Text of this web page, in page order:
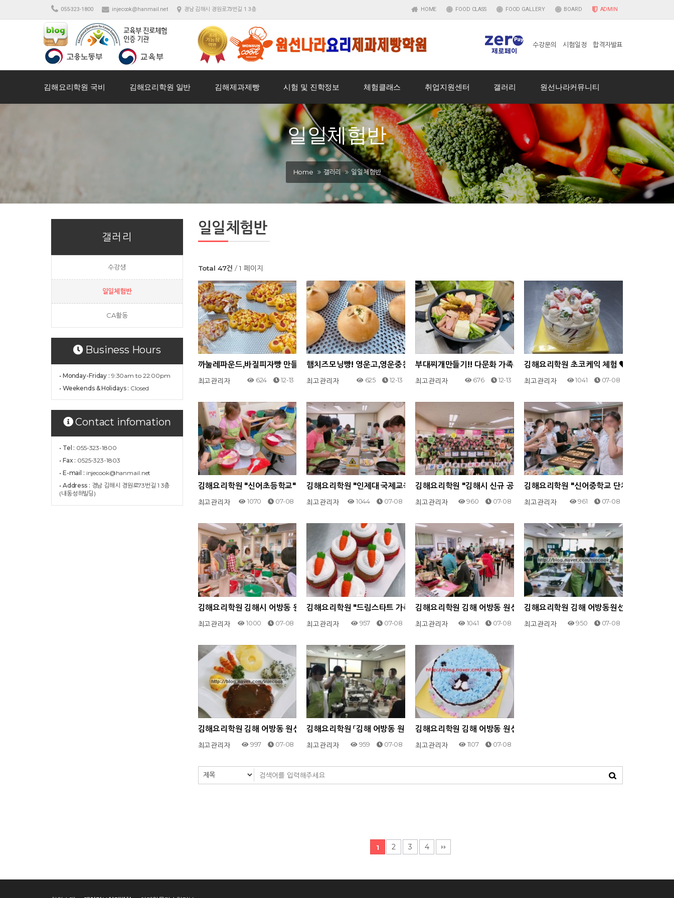
055-323-1800 injecook@hanmail.net 경남 김해시 경원로73번길 1 3층 HOME FOOD CLASS FOOD GALLERY BOARD ADMIN
수강문의 시험일정 합격자발표
김해요리학원 국비 김해요리학원 일반 김해제과제빵 시험 및 진학정보 체험클래스 취업지원센터 갤러리 원선나라커뮤니티
일일체험반
Home 갤러리 일일체험반
갤러리
수강생
일일체험반
CA활동
Business Hours
• Monday-Friday : 9:30am to 22:00pm
• Weekends & Holidays : Closed
Contact infomation
• Tel : 055-323-1800
• Fax : 0525-323-1803
• E-mail : injecook@hanmail.net
• Address : 경남 김해시 경원로73번길 1 3층
(내동성하빌딩)
일일체험반
Total 47건 1 페이지
까눌레파운드,바질피자빵 만들기! 영운고 친구들과 함께해요!
최고관리자 624 12-13
햄치즈모닝빵! 영운고,영운중친구들과 함께
최고관리자 625 12-13
부대찌개만들기!! 다문화 가족지원센터와 함께하는 요리-!
최고관리자 676 12-13
김해요리학원 초코케익 체험
최고관리자 1041 07-08
김해요리학원 "신어초등학교"김해시 어방동 원선나라요리제과제빵학원 2018
최고관리자 1070 07-08
김해요리학원 "인제대 국제교육원"김해시 어방동 원선나라요리제과제빵학원 2018
최고관리자 1044 07-08
김해요리학원 "김해시 신규 공무원 봉사단"2018. 09. 10.김해시 어방동 원선
최고관리자 960 07-08
김해요리학원 "신어중학교 단체 체험" 원선
최고관리자 961 07-08
김해요리학원 김해시 어방동 원선나라요리제과제빵학원 "김해시 다문화 센터 체험"
최고관리자 1000 07-08
김해요리학원 "드림스타트 가족체험"김해 어방동원선나라제과제빵학원 2018.03.17
최고관리자 957 07-08
김해요리학원 김해 어방동 원선나라요리제과제빵학원 2018.02.21. 덕천 남
최고관리자 1041 07-08
김해요리학원 김해 어방동원선나라제과제
최고관리자 950 07-08
김해요리학원 김해 어방동 원선나라요리제과제빵학원 '2017.10.13활천중학교 동아리활동
최고관리자 997 07-08
김해요리학원 「김해 어방동 원선나라요리제과제빵학원」2017.09.29 분성여고 송편만들기 체험
최고관리자 959 07-08
김해요리학원 김해 어방동 원선나라요리제과제빵학원 5월 어린이날 케익,쿠
최고관리자 1107 07-08
1 2 3 4